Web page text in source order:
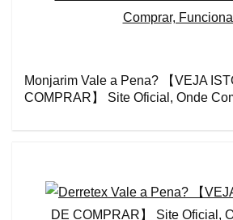
Monjarim Vale a Pena? 【VEJA
COMPRAR】 Site Oficial, Onde